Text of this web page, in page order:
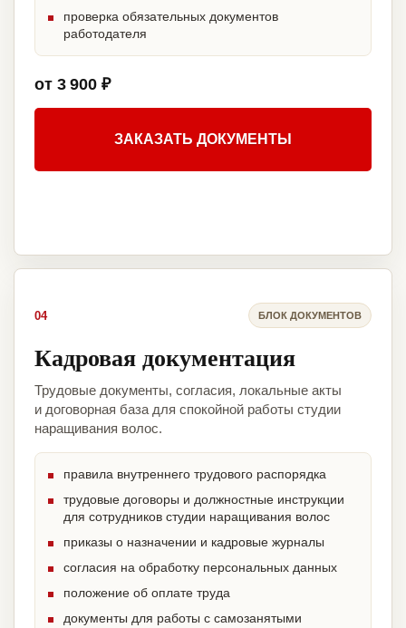
проверка обязательных документов
работодателя
от 3 900 ₽
ЗАКАЗАТЬ ДОКУМЕНТЫ
04 БЛОК ДОКУМЕНТОВ
Кадровая документация
Трудовые документы, согласия, локальные акты
и договорная база для спокойной работы студии
наращивания волос.
правила внутреннего трудового распорядка
трудовые договоры и должностные инструкции
для сотрудников студии наращивания волос
приказы о назначении и кадровые журналы
согласия на обработку персональных данных
положение об оплате труда
документы для работы с самозанятыми